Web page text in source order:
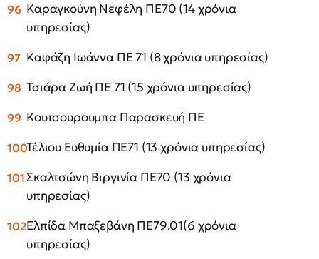
Καραγκούνη Νεφέλη ΠΕ70 (14 χρόνια
υπηρεσίας)
Καφάζη Ιωάννα ΠΕ 71 (8 χρόνια υπηρεσίας)
Τσιάρα Ζωή ΠΕ 71 (15 χρόνια υπηρεσίας)
Κουτσουρουμπα Παρασκευή ΠΕ
Τέλιου Ευθυμία ΠΕ71 (13 χρόνια υπηρεσίας)
Σκαλτσώνη Βιργινία ΠΕ70 (13 χρόνια
υπηρεσίας)
Ελπίδα Μπαξεβάνη ΠΕ79.01(6 χρόνια
υπηρεσίας)